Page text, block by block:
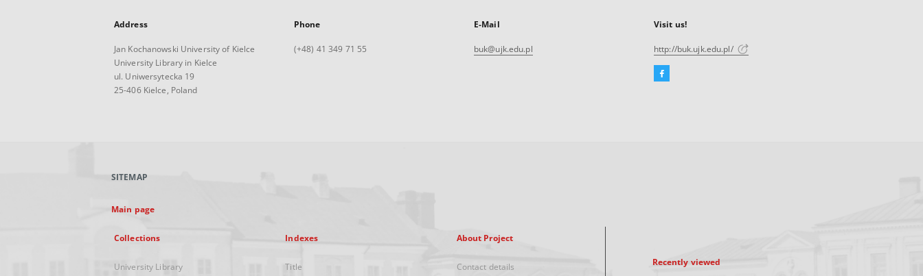
Address
Jan Kochanowski University of Kielce
University Library in Kielce
ul. Uniwersytecka 19
25-406 Kielce, Poland
Phone
(+48) 41 349 71 55
E-Mail
buk@ujk.edu.pl
Visit us!
http://buk.ujk.edu.pl/
Facebook
SITEMAP
Main page
Collections
University Library
Indexes
Title
About Project
Contact details Recently viewed